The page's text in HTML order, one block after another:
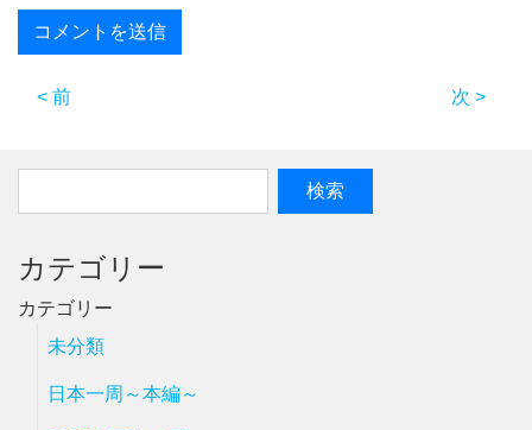
< 前 次 >
カテゴリー
カテゴリー
未分類
日本一周～本編～